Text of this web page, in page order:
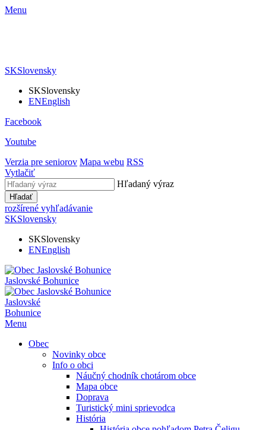
Menu
SKSlovensky
SKSlovensky
ENEnglish
Facebook
Youtube
Verzia pre seniorov Mapa webu RSS
Vytlačiť
Hľadaný výraz
Hľadať
rozšírené vyhľadávanie
SKSlovensky
SKSlovensky
ENEnglish
Jaslovské Bohunice
Jaslovské
Bohunice
Menu
Obec
Novinky obce
Info o obci
Náučný chodník chotárom obce
Mapa obce
Doprava
Turistický mini sprievodca
História